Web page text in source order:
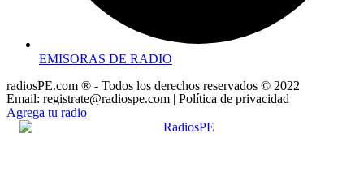
EMISORAS DE RADIO
radiosPE.com ® - Todos los derechos reservados © 2022
Email: registrate@radiospe.com | Política de privacidad
Agrega tu radio